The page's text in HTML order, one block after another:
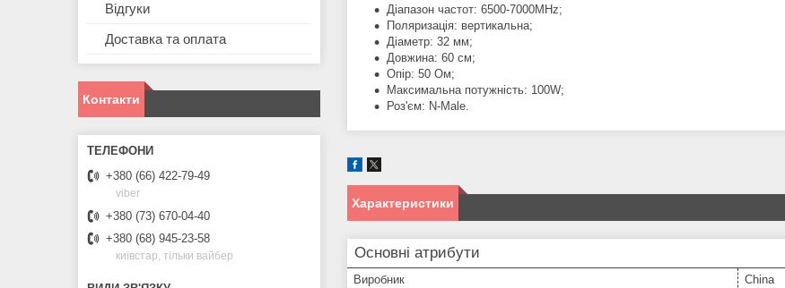
Діапазон частот: 6500-7000MHz;
Поляризація: вертикальна;
Діаметр: 32 мм;
Довжина: 60 см;
Опір: 50 Ом;
Максимальна потужність: 100W;
Роз'єм: N-Male.
Характеристики
Основні атрибути
Виробник
China
Відгуки
Доставка та оплата
Контакти
+380 (66) 422-79-49
viber
+380 (73) 670-04-40
+380 (68) 945-23-58
київстар, тільки вайбер